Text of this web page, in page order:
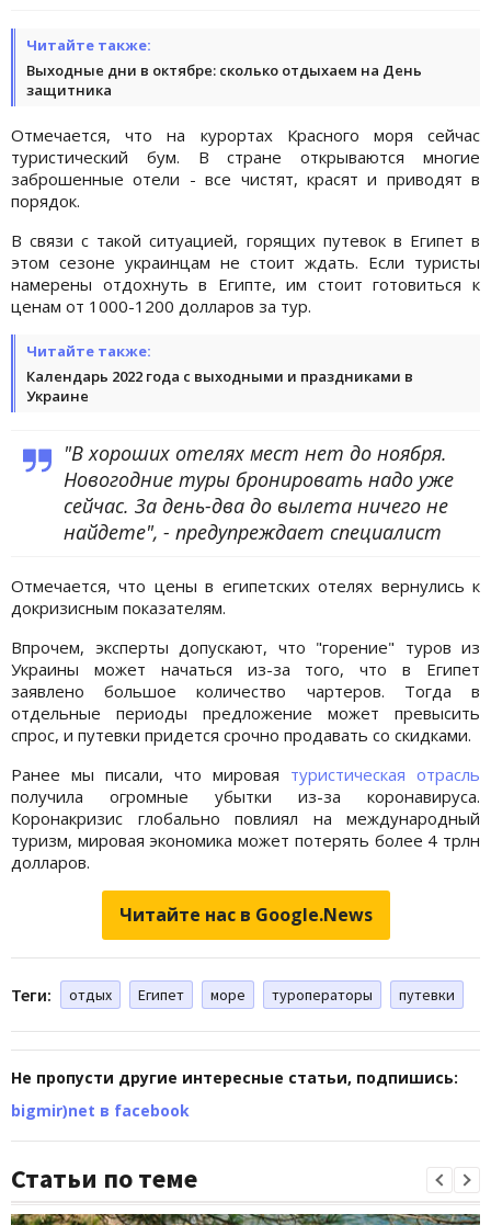
Читайте также:
Выходные дни в октябре: сколько отдыхаем на День
защитника
Отмечается, что на курортах Красного моря сейчас
туристический бум. В стране открываются многие
заброшенные отели - все чистят, красят и приводят в
порядок.
В связи с такой ситуацией, горящих путевок в Египет в
этом сезоне украинцам не стоит ждать. Если туристы
намерены отдохнуть в Египте, им стоит готовиться к
ценам от 1000-1200 долларов за тур.
Читайте также:
Календарь 2022 года с выходными и праздниками в
Украине
"В хороших отелях мест нет до ноября.
Новогодние туры бронировать надо уже
сейчас. За день-два до вылета ничего не
найдете", - предупреждает специалист
Отмечается, что цены в египетских отелях вернулись к
докризисным показателям.
Впрочем, эксперты допускают, что "горение" туров из
Украины может начаться из-за того, что в Египет
заявлено большое количество чартеров. Тогда в
отдельные периоды предложение может превысить
спрос, и путевки придется срочно продавать со скидками.
Ранее мы писали, что мировая туристическая отрасль
получила огромные убытки из-за коронавируса.
Коронакризис глобально повлиял на международный
туризм, мировая экономика может потерять более 4 трлн
долларов.
Читайте нас в Google.News
Теги: отдых Египет море туроператоры путевки
Не пропусти другие интересные статьи, подпишись:
bigmir)net в facebook
Статьи по теме